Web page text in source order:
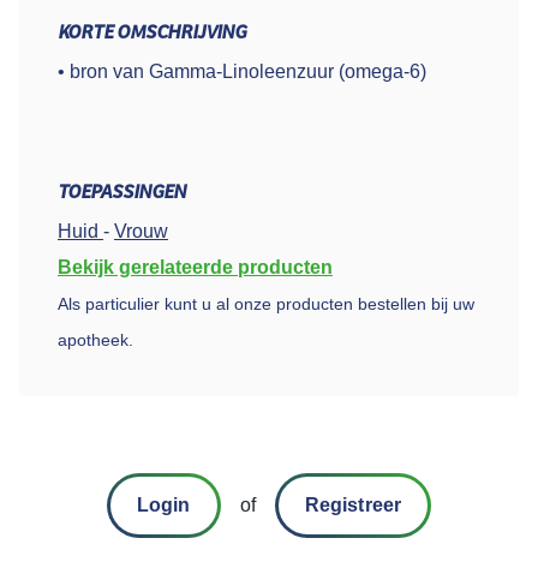
KORTE OMSCHRIJVING
• bron van Gamma-Linoleenzuur (omega-6)
TOEPASSINGEN
Huid - Vrouw
Bekijk gerelateerde producten
Als particulier kunt u al onze producten bestellen bij uw
apotheek.
Login of Registreer